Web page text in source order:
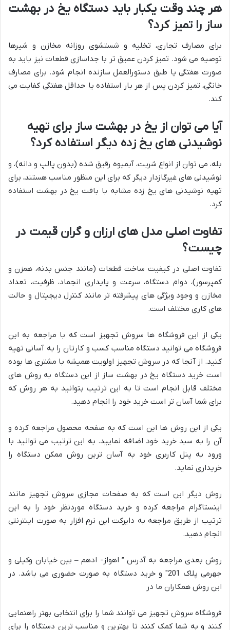
هر چند وقت یکبار باید دستگاه یخ در بهشت
ساز را تمیز کرد؟
برای مصارف تجاری، تخلیه و شستشوی روزانه مخازن و شیرها
توصیه می شود. تمیز کردن عمیق تر با جداسازی قطعات نیز باید به
صورت هفتگی یا طبق دستورالعمل سازنده انجام شود. برای مصارف
خانگی، تمیز کردن پس از هر بار استفاده یا حداقل هفتگی کفایت می
کند.
آیا می توان از یخ در بهشت ساز برای تهیه
نوشیدنی های یخ زده دیگر استفاده کرد؟
بله، می توان از انواع شربت، آبمیوه رقیق شده (بدون پالپ و دانه)، و
نوشیدنی های غیرگازدار دیگر که برای این منظور مناسب هستند، برای
تهیه نوشیدنی های یخ زده مشابه با بافت یخ در بهشت استفاده
کرد.
تفاوت اصلی مدل های ارزان و گران قیمت در
چیست؟
تفاوت اصلی در کیفیت ساخت قطعات (مانند جنس بدنه، همزن و
کمپرسور)، دوام دستگاه، سرعت و پایداری انجماد، ظرفیت، تعداد
مخازن و وجود ویژگی های پیشرفته تر مانند کنترل دیجیتال و حالت
های کاری مختلف است.
یکی از این فروشگاه ها سروش تجهیز است که با مراجعه به این
فروشگاه می توانید دستگاه مناسب کسب و کارتان را به آسانی تهیه
کنید. از آنجا که در سروش تجهیز اولویت همیشه با مشتری ها بوده
است خرید دستگاه یخ در بهشت ساز از این دستگاه به روش های
مختلف قابل انجام است تا به این ترتیب بتوانید به هر روش که
برای شما آسان تر است خرید خود را انجام دهید.
یکی از این روش ها این است که به صفحه محصول مراجعه کرده و
آن را به سبد خرید خود اضافه نمایید. به این ترتیب می توانید با
ورود به پنل کاربری خود به آسان ترین روش ممکن دستگاه را
خریداری نماید.
روش دیگر این است که به صفحات مجازی سروش تجهیز مانند
اینستاگرام مراجعه کرده و خرید دستگاه موردنظر خود را به این
ترتیب از طریق مراجعه به دایرکت این نرم افزار به صورت اینترنتی
انجام دهید.
روش بعدی مراجعه به آدرس ” اهواز- ادهم – بین خیابان وکیلی و
جهرمی پلاک 201″ و خرید دستگاه به صورت حضوری می باشد. در
این روش همکاران ما در
فروشگاه سروش تجهیز می توانند شما را برای انتخابی بهتر راهنمایی
کنند و به شما کمک کنند تا بهترین و مناسب ترین دستگاه را برای